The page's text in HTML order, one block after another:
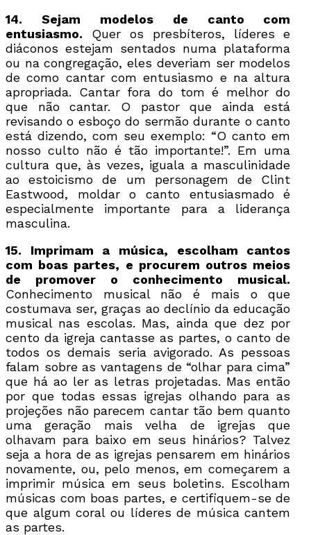
14. Sejam modelos de canto com
entusiasmo. Quer os presbíteros, líderes e
diáconos estejam sentados numa plataforma
ou na congregação, eles deveriam ser modelos
de como cantar com entusiasmo e na altura
apropriada. Cantar fora do tom é melhor do
que não cantar. O pastor que ainda está
revisando o esboço do sermão durante o canto
está dizendo, com seu exemplo: “O canto em
nosso culto não é tão importante!”. Em uma
cultura que, às vezes, iguala a masculinidade
ao estoicismo de um personagem de Clint
Eastwood, moldar o canto entusiasmado é
especialmente importante para a liderança
masculina.
15. Imprimam a música, escolham cantos
com boas partes, e procurem outros meios
de promover o conhecimento musical.
Conhecimento musical não é mais o que
costumava ser, graças ao declínio da educação
musical nas escolas. Mas, ainda que dez por
cento da igreja cantasse as partes, o canto de
todos os demais seria avigorado. As pessoas
falam sobre as vantagens de “olhar para cima”
que há ao ler as letras projetadas. Mas então
por que todas essas igrejas olhando para as
projeções não parecem cantar tão bem quanto
uma geração mais velha de igrejas que
olhavam para baixo em seus hinários? Talvez
seja a hora de as igrejas pensarem em hinários
novamente, ou, pelo menos, em começarem a
imprimir música em seus boletins. Escolham
músicas com boas partes, e certifiquem-se de
que algum coral ou líderes de música cantem
as partes.